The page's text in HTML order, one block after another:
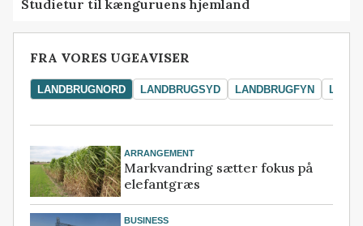
Studietur til kænguruens hjemland
FRA VORES UGEAVISER
LANDBRUGNORD LANDBRUGSYD LANDBRUGFYN
ARRANGEMENT
Markvandring sætter fokus på
elefantgræs
BUSINESS